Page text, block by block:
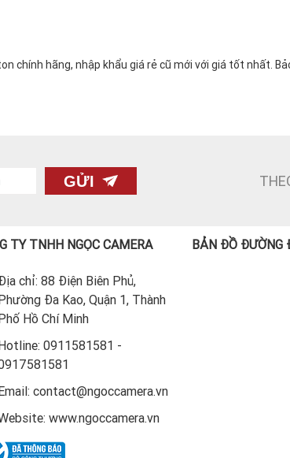
chính hãng, nhập khẩu giá rẻ cũ mới với giá tốt nhất.
GỬI
TY TNHH NGỌC CAMERA
chỉ: 88 Điện Biên Phủ,
Đa Kao, Quận 1, Thành
Hồ Chí Minh
0911581581 -
contact@ngoccamera.vn
www.ngoccamera.vn
BẢN ĐỒ ĐƯỜNG